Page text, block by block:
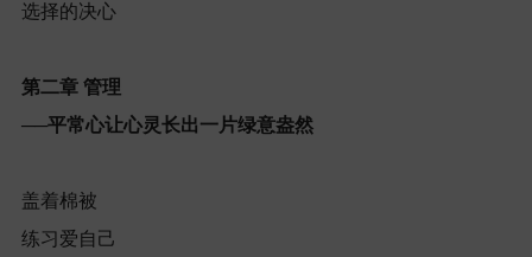
选择的决心
第二章 管理
──平常心让心灵长出一片绿意盎然
盖着棉被
练习爱自己